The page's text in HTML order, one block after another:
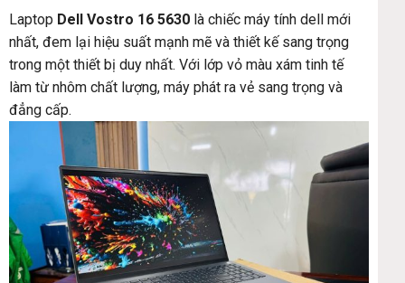
Laptop Dell Vostro 16 5630 là chiếc máy tính dell mới
nhất, đem lại hiệu suất mạnh mẽ và thiết kế sang trọng
trong một thiết bị duy nhất. Với lớp vỏ màu xám tinh tế
làm từ nhôm chất lượng, máy phát ra vẻ sang trọng và
đẳng cấp.